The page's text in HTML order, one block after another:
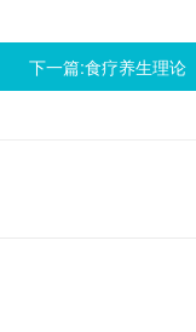
下一篇:食疗养生理论